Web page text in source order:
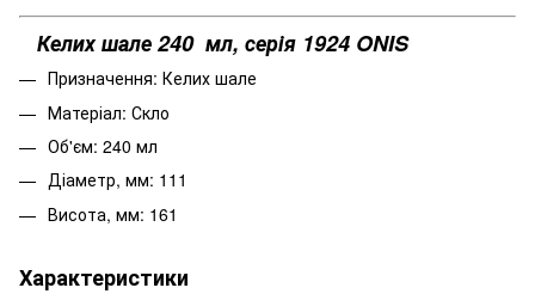
Келих шале 240 мл, серія 1924 ONIS
Призначення: Келих шале
Матеріал: Скло
Об'єм: 240 мл
Діаметр, мм: 111
Висота, мм: 161
Характеристики